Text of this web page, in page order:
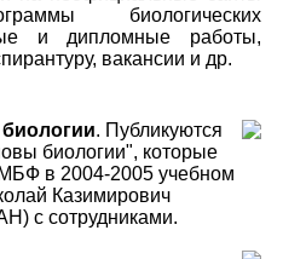
биологических
и дипломные работы,
вакансии и др.
. Публикуются
биологии", которые
в 2004-2005 учебном
Казимирович
с сотрудниками.